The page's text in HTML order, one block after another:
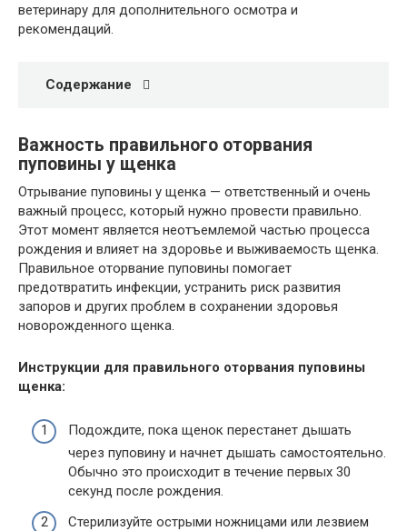
ветеринару для дополнительного осмотра и
рекомендаций.
Содержание
Важность правильного оторвания
пуповины у щенка
Отрывание пуповины у щенка — ответственный и очень
важный процесс, который нужно провести правильно.
Этот момент является неотъемлемой частью процесса
рождения и влияет на здоровье и выживаемость щенка.
Правильное оторвание пуповины помогает
предотвратить инфекции, устранить риск развития
запоров и других проблем в сохранении здоровья
новорожденного щенка.
Инструкции для правильного оторвания пуповины
щенка:
Подождите, пока щенок перестанет дышать
через пуповину и начнет дышать самостоятельно.
Обычно это происходит в течение первых 30
секунд после рождения.
Стерилизуйте острыми ножницами или лезвием